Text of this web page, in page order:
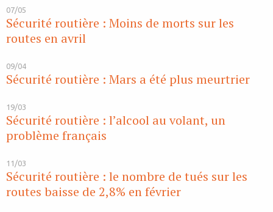
07/05
Sécurité routière : Moins de morts sur les
routes en avril
09/04
Sécurité routière : Mars a été plus meurtrier
19/03
Sécurité routière : l’alcool au volant, un
problème français
11/03
Sécurité routière : le nombre de tués sur les
routes baisse de 2,8% en février